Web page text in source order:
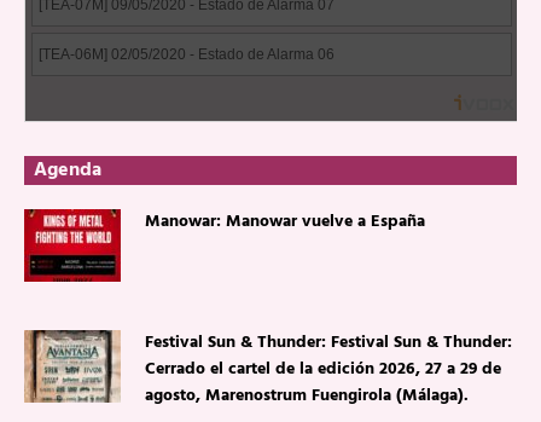
Agenda
Manowar: Manowar vuelve a España
Festival Sun & Thunder: Festival Sun & Thunder:
Cerrado el cartel de la edición 2026, 27 a 29 de
agosto, Marenostrum Fuengirola (Málaga).